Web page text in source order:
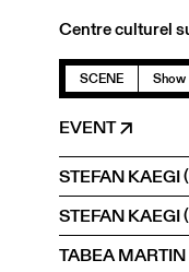
Centre culturel
SCENE Show
EVENT
STEFAN KAEGI
TABEA MARTIN